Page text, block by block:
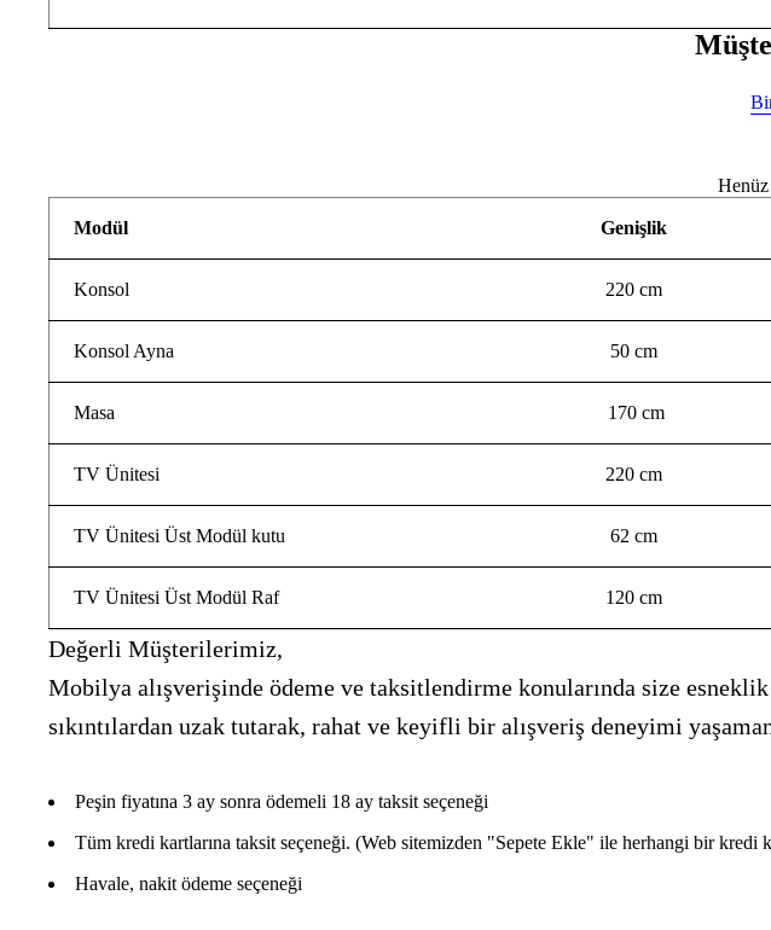
Henüz
Modül Genişlik
Konsol 220 cm
Konsol Ayna 50 cm
Masa 170 cm
TV Ünitesi 220 cm
TV Ünitesi Üst Modül kutu 62 cm
TV Ünitesi Üst Modül Raf 120 cm
Değerli Müşterilerimiz,
Mobilya alışverişinde ödeme ve taksitlendirme konularında size
sıkıntılardan uzak tutarak, rahat ve keyifli bir alışveriş deneyimi
Peşin fiyatına 3 ay sonra ödemeli 18 ay taksit seçeneği
Tüm kredi kartlarına taksit seçeneği. (Web sitemizden "Sepete Ekle" ile herhangi bir kredi
Havale, nakit ödeme seçeneği